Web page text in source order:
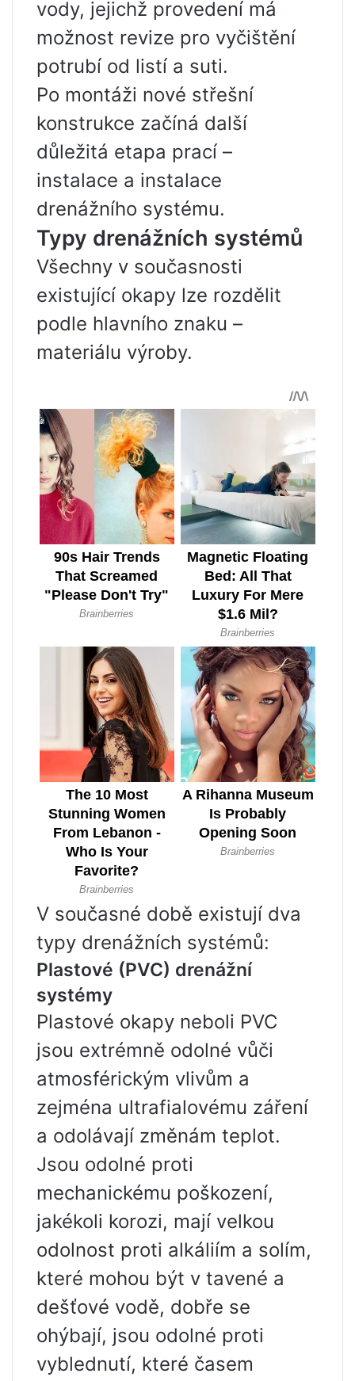
vody, jejichž provedení má
možnost revize pro vyčištění
potrubí od listí a suti.
Po montáži nové střešní
konstrukce začíná další
důležitá etapa prací –
instalace a instalace
drenážního systému.
Typy drenážních systémů
Všechny v současnosti
existující okapy lze rozdělit
podle hlavního znaku –
materiálu výroby.
V současné době existují dva
typy drenážních systémů:
Plastové (PVC) drenážní
systémy
Plastové okapy neboli PVC
jsou extrémně odolné vůči
atmosférickým vlivům a
zejména ultrafialovému záření
a odolávají změnám teplot.
Jsou odolné proti
mechanickému poškození,
jakékoli korozi, mají velkou
odolnost proti alkáliím a solím,
které mohou být v tavené a
dešťové vodě, dobře se
ohýbají, jsou odolné proti
vyblednutí, které časem